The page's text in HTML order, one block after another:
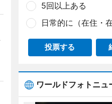
5回以上ある
日常的に（在住・
投票する
ワールドフォトニュ